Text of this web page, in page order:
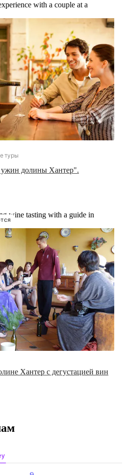
with a couple at a
долины Хантер".
туры
wine tasting with a guide in
Хантер с дегустацией вин